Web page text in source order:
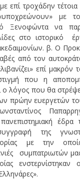
επί τροχάδην τέτοια
με
Ξενοφώντα να
στο ιστορικό
β. Ο
από τον
επί μακρόν
που η
ο λόγος που θα
πρώην ευεργετών
έδρα
της
με την
συμπατριωτών μας
ενστερνίστηκαν